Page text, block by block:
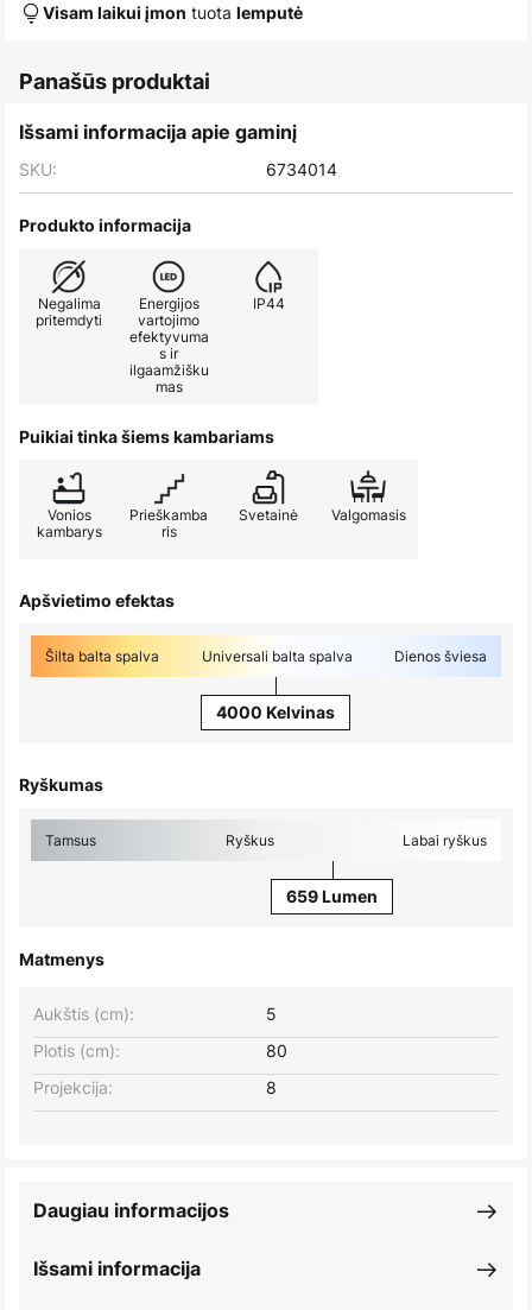
Visam laikui įmon tuota lemputė
Panašūs produktai
Išsami informacija apie gaminį
SKU: 6734014
Produkto informacija
Negalima
pritemdyti
Energijos
vartojimo
efektyvuma
s ir
ilgaamžišku
mas
IP44
Puikiai tinka šiems kambariams
Vonios
kambarys
Prieškamba
ris
Svetainė Valgomasis
Apšvietimo efektas
Šilta balta spalva Universali balta spalva Dienos šviesa
4000 Kelvinas
Ryškumas
Tamsus Ryškus Labai ryškus
659 Lumen
Matmenys
Plotis (cm): 80
Aukštis (cm): 5
Projekcija: 8
Išsami informacija
Daugiau informacijos